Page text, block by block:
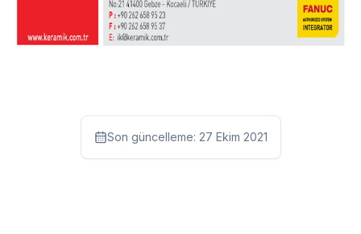
Son güncelleme: 27 Ekim 2021